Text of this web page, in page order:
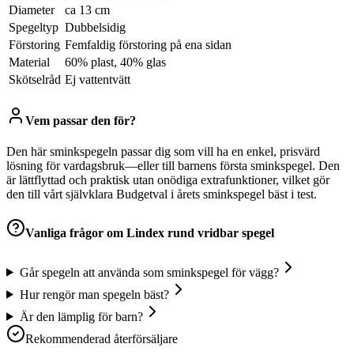
Diameter
ca 13 cm
Spegeltyp Dubbelsidig
Förstoring Femfaldig förstoring på ena sidan
Material
60% plast, 40% glas
Skötselråd Ej vattentvätt
Vem passar den för?
Den här sminkspegeln passar dig som vill ha en enkel, prisvärd
lösning för vardagsbruk—eller till barnens första sminkspegel. Den
är lättflyttad och praktisk utan onödiga extrafunktioner, vilket gör
den till vårt självklara Budgetval i årets sminkspegel bäst i test.
Vanliga frågor om Lindex rund vridbar spegel
Går spegeln att använda som sminkspegel för vägg?
Hur rengör man spegeln bäst?
Är den lämplig för barn?
Rekommenderad återförsäljare